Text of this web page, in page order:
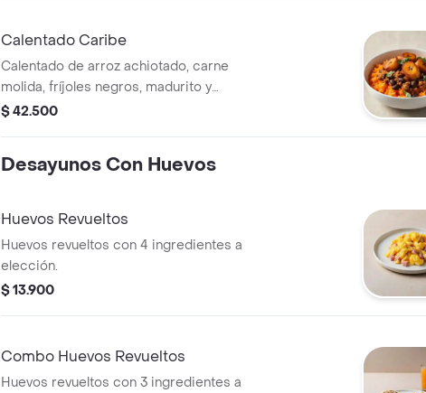
Calentado Caribe
Calentado de arroz achiotado, carne
molida, fríjoles negros, madurito y
cilantro.
$ 42.500
Desayunos Con Huevos
Huevos Revueltos
Huevos revueltos con 4 ingredientes a
elección.
$ 13.900
Combo Huevos Revueltos
Huevos revueltos con 3 ingredientes a